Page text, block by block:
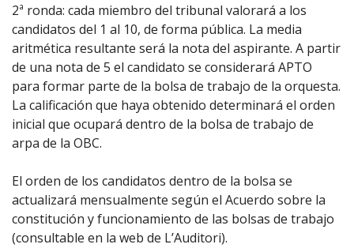
2ª ronda: cada miembro del tribunal valorará a los
candidatos del 1 al 10, de forma pública. La media
aritmética resultante será la nota del aspirante. A partir
de una nota de 5 el candidato se considerará APTO
para formar parte de la bolsa de trabajo de la orquesta.
La calificación que haya obtenido determinará el orden
inicial que ocupará dentro de la bolsa de trabajo de
arpa de la OBC.
El orden de los candidatos dentro de la bolsa se
actualizará mensualmente según el Acuerdo sobre la
constitución y funcionamiento de las bolsas de trabajo
(consultable en la web de L’Auditori).